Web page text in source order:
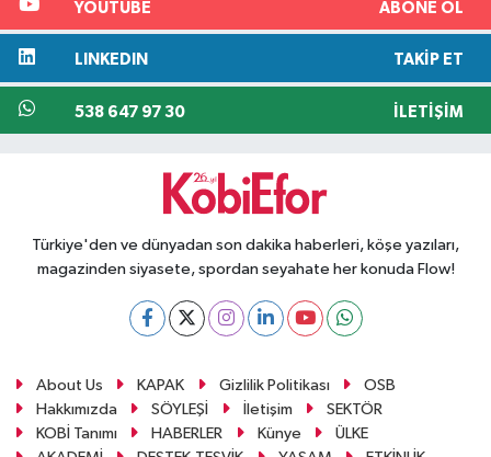
YOUTUBE ABONE OL
LINKEDIN TAKIP ET
538 647 97 30 İLETIŞIM
Türkiye'den ve dünyadan son dakika haberleri, köşe yazıları,
magazinden siyasete, spordan seyahate her konuda Flow!
About Us KAPAK Gizlilik Politikası
OSB
Hakkımızda
SÖYLEŞİ İletişim
SEKTÖR
KOBİ Tanımı
HABERLER Künye
ÜLKE